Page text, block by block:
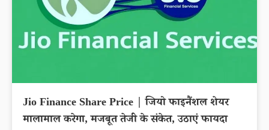
Jio Finance Share Price | जियो फाइनैंशल शेयर
मालामाल करेगा, मजबूत तेजी के संकेत, उठाएं फायदा